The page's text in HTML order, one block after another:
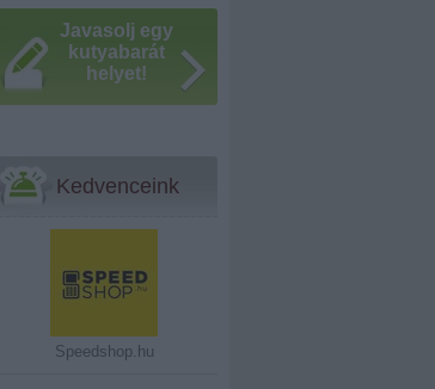
Javasolj egy
kutyabarát
helyet!
Kedvenceink
Speedshop.hu